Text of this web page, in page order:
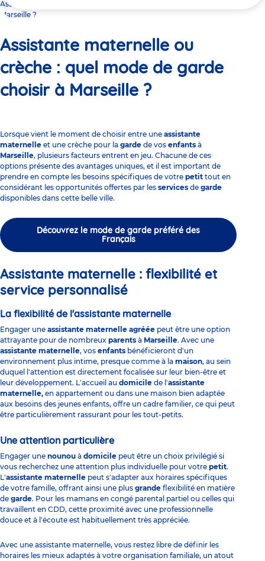
ici
Assistante maternelle ou crèche : quel mode de garde choisir à
Marseille ?
Assistante maternelle ou
crèche : quel mode de garde
choisir à Marseille ?
Lorsque vient le moment de choisir entre une assistante
maternelle et une crèche pour la garde de vos enfants à
Marseille, plusieurs facteurs entrent en jeu. Chacune de ces
options présente des avantages uniques, et il est important de
prendre en compte les besoins spécifiques de votre petit tout en
considérant les opportunités offertes par les services de garde
disponibles dans cette belle ville.
Découvrez le mode de garde préféré des
Français
Assistante maternelle : flexibilité et
service personnalisé
La flexibilité de l'assistante maternelle
Engager une assistante maternelle agréée peut être une option
attrayante pour de nombreux parents à Marseille. Avec une
assistante maternelle, vos enfants bénéficieront d'un
environnement plus intime, presque comme à la maison, au sein
duquel l'attention est directement focalisée sur leur bien-être et
leur développement. L'accueil au domicile de l'assistante
maternelle, en appartement ou dans une maison bien adaptée
aux besoins des jeunes enfants, offre un cadre familier, ce qui peut
être particulièrement rassurant pour les tout-petits.
Une attention particulière
Engager une nounou à domicile peut être un choix privilégié si
vous recherchez une attention plus individuelle pour votre petit.
L'assistante maternelle peut s'adapter aux horaires spécifiques
de votre famille, offrant ainsi une plus grande flexibilité en matière
de garde. Pour les mamans en congé parental partiel ou celles qui
travaillent en CDD, cette proximité avec une professionnelle
douce et à l'écoute est habituellement très appréciée.
Avec une assistante maternelle, vous restez libre de définir les
horaires les mieux adaptés à votre organisation familiale, un atout